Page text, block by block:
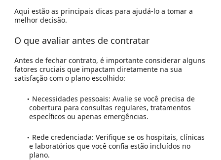
Aqui estão as principais dicas para ajudá-lo a tomar a
melhor decisão.
O que avaliar antes de contratar
Antes de fechar contrato, é importante considerar alguns
fatores cruciais que impactam diretamente na sua
satisfação com o plano escolhido:
Necessidades pessoais: Avalie se você precisa de
cobertura para consultas regulares, tratamentos
específicos ou apenas emergências.
Rede credenciada: Verifique se os hospitais, clínicas
e laboratórios que você confia estão incluídos no
plano.